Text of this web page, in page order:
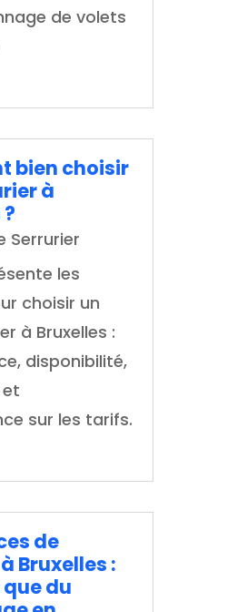
de volets
bien choisir
à
Serrurier
les
choisir un
à Bruxelles :
disponibilité,
sur les tarifs.
de
Bruxelles :
du